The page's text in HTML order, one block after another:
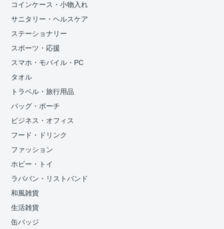
コインケース・小物入れ
サニタリー・ヘルスケア
ステーショナリー
スポーツ・応援
スマホ・モバイル・PC
タオル
トラベル・旅行用品
バッグ・ポーチ
ビジネス・オフィス
フード・ドリンク
ファッション
ホビー・トイ
ラババン・リストバンド
和風雑貨
生活雑貨
缶バッジ